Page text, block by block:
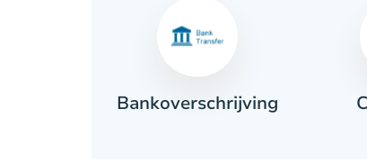
Bankoverschrijving